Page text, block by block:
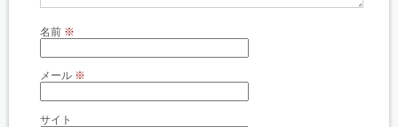
名前 ※
メール ※
サイト